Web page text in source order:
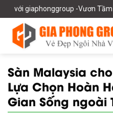
Skip
to
content
-Vươn Tầm Tổ Âm Việt
Sàn Malaysia
Lựa Chọn Hoàn
Gian Sống ngoài